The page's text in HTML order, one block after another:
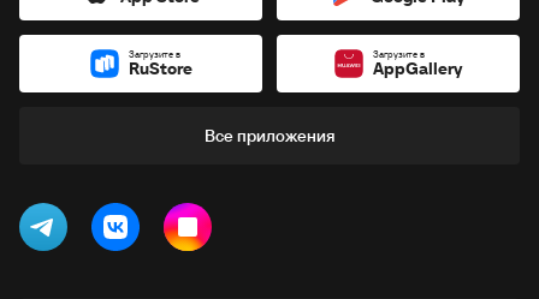
Загрузите в
RuStore
Загрузите в
AppGallery
Все приложения